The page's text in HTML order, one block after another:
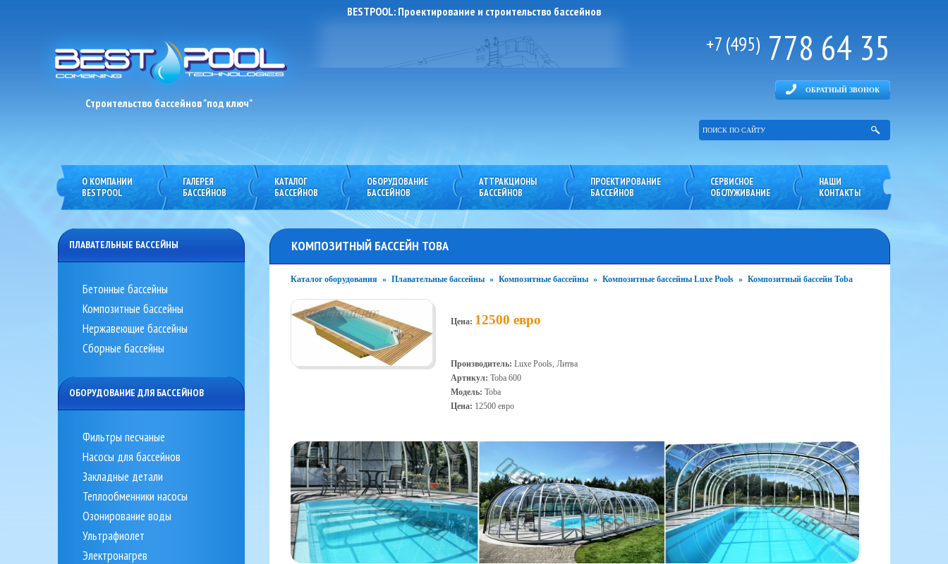
Строительство бассейнов "под ключ"
BESTPOOL: Проектирование и строительство бассейнов
previous next
+7 (495) 778 64 35
ОБРАТНЫЙ ЗВОНОК
О КОМПАНИИ
BESTPOOL
ГАЛЕРЕЯ
БАССЕЙНОВ
КАТАЛОГ
БАССЕЙНОВ
ОБОРУДОВАНИЕ
БАССЕЙНОВ
АТТРАКЦИОНЫ
БАССЕЙНОВ
ПРОЕКТИРОВАНИЕ
БАССЕЙНОВ
СЕРВИСНОЕ
ОБСЛУЖИВАНИЕ
НАШИ
КОНТАКТЫ
ПЛАВАТЕЛЬНЫЕ БАССЕЙНЫ
Бетонные бассейны
Композитные бассейны
Нержавеющие бассейны
Сборные бассейны
ОБОРУДОВАНИЕ ДЛЯ БАССЕЙНОВ
Фильтры песчаные
Насосы для бассейнов
Закладные детали
Теплообменники насосы
Озонирование воды
Ультрафиолет
Электронагрев
КОМПОЗИТНЫЙ БАССЕЙН TOBA
Каталог оборудования » Плавательные бассейны » Композитные бассейны » Композитные бассейны Luxe Pools » Композитный бассейн Toba
Цена: 12500 евро
Производитель: Luxe Pools, Литва
Артикул: Toba 600
Модель: Toba
Цена: 12500 евро